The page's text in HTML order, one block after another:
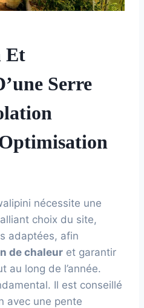
Et
Serre
nécessite une
choix du site,
adaptées, afin
de chaleur et garantir
au long de l’année.
Il est conseillé
avec une pente